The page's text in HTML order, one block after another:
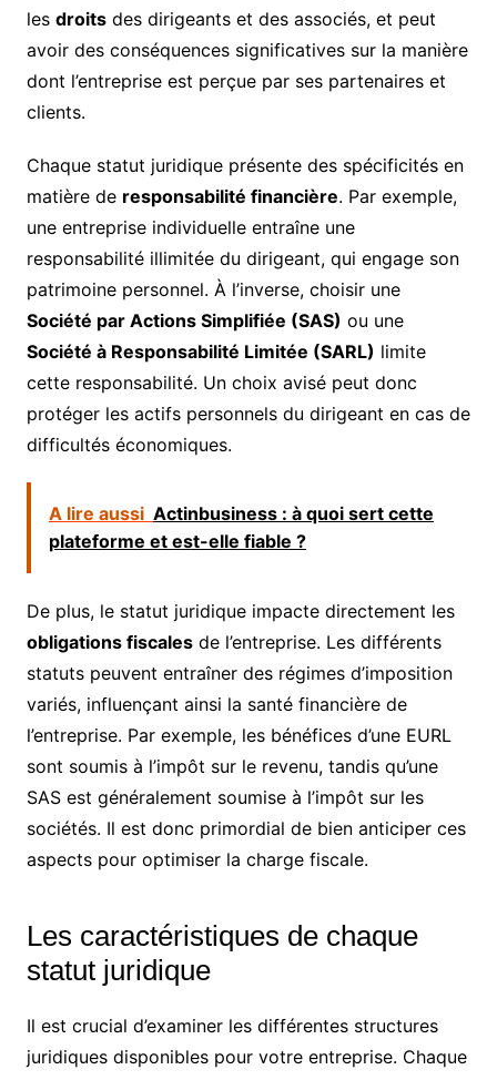
les droitsdes dirigeants et des associés, et peut
avoir des conséquences significatives sur la manière
dont l’entreprise est perçue par ses partenaires et
clients.
Chaque statut juridique présente des spécificités en
matière de responsabilité financière. Par exemple,
une entreprise individuelle entraîne une
responsabilité illimitée du dirigeant, qui engage son
patrimoine personnel. À l’inverse, choisir une
Société par Actions Simplifiée (SAS) ou une
Société à Responsabilité Limitée (SARL) limite
cette responsabilité. Un choix avisé peut donc
protéger les actifs personnels du dirigeant en cas de
difficultés économiques.
A lire aussi Actinbusiness : à quoi sert cette
plateforme et est-elle fiable ?
De plus, le statut juridique impacte directement les
obligations fiscalesde l’entreprise. Les différents
statuts peuvent entraîner des régimes d’imposition
variés, influençant ainsi la santé financière de
l’entreprise. Par exemple, les bénéfices d’une EURL
sont soumis à l’impôt sur le revenu, tandis qu’une
SAS est généralement soumise à l’impôt sur les
sociétés. Il est donc primordial de bien anticiper ces
aspects pour optimiser la charge fiscale.
Les caractéristiques de chaque
statut juridique
Il est crucial d’examiner les différentes structures
juridiques disponibles pour votre entreprise. Chaque